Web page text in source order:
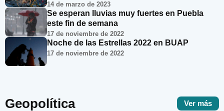
14 de marzo de 2023
Se esperan lluvias muy fuertes en Puebla
este fin de semana
17 de noviembre de 2022
Noche de las Estrellas 2022 en BUAP
17 de noviembre de 2022
Geopolítica Ver más